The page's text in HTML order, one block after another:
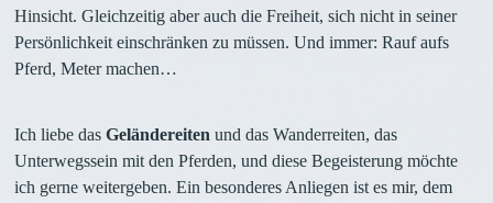
Hinsicht. Gleichzeitig aber auch die Freiheit, sich nicht in seiner
Persönlichkeit einschränken zu müssen. Und immer: Rauf aufs
Pferd, Meter machen…
Ich liebe das Geländereiten und das Wanderreiten, das
Unterwegssein mit den Pferden, und diese Begeisterung möchte
ich gerne weitergeben. Ein besonderes Anliegen ist es mir, dem